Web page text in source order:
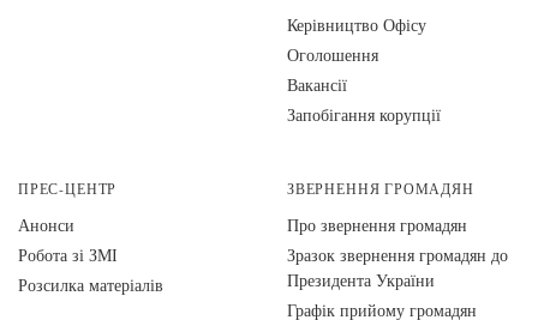
Керівництво Офісу
Оголошення
Вакансії
Запобігання корупції
ПРЕС-ЦЕНТР
Анонси
Робота зі ЗМІ
Розсилка матеріалів
ЗВЕРНЕННЯ ГРОМАДЯН
Про звернення громадян
Зразок звернення громадян до
Президента України
Графік прийому громадян